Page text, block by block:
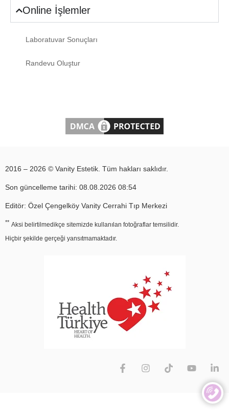
Online İşlemler
Laboratuvar Sonuçları
Randevu Oluştur
2016 – 2026 © Vanity Estetik. Tüm hakları saklıdır.
Son güncelleme tarihi: 08.08.2026 08:54
Editör: Özel Çengelköy Vanity Cerrahi Tıp Merkezi
** Aksi belirtilmedikçe sitemizde kullanılan fotoğraflar temsilidir.
Hiçbir şekilde gerçeği yansıtmamaktadır.